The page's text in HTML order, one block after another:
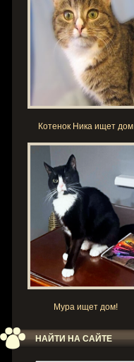
Котенок Ника ищет дом
Мура ищет дом!
НАЙТИ НА САЙТЕ